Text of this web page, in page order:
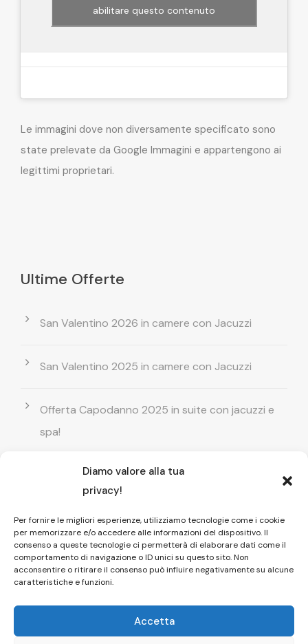
Diamo valore alla tua
privacy!
Per fornire le migliori esperienze, utilizziamo tecnologie come i cookie
per memorizzare e/o accedere alle informazioni del dispositivo. Il
consenso a queste tecnologie ci permetterà di elaborare dati come il
comportamento di navigazione o ID unici su questo sito. Non
acconsentire o ritirare il consenso può influire negativamente su alcune
caratteristiche e funzioni.
Accetta
abilitare questo contenuto
Le immagini dove non diversamente specificato sono
state prelevate da Google Immagini e appartengono ai
legittimi proprietari.
Ultime Offerte
San Valentino 2026 in camere con Jacuzzi
San Valentino 2025 in camere con Jacuzzi
Offerta Capodanno 2025 in suite con jacuzzi e
spa!
Offerta Natale in camera con vasca
idromassaggio ! Prenota il tuo relax esclusivo
Entrata GRATUITA in Piscina esterna! Il tuo relax
di coppia